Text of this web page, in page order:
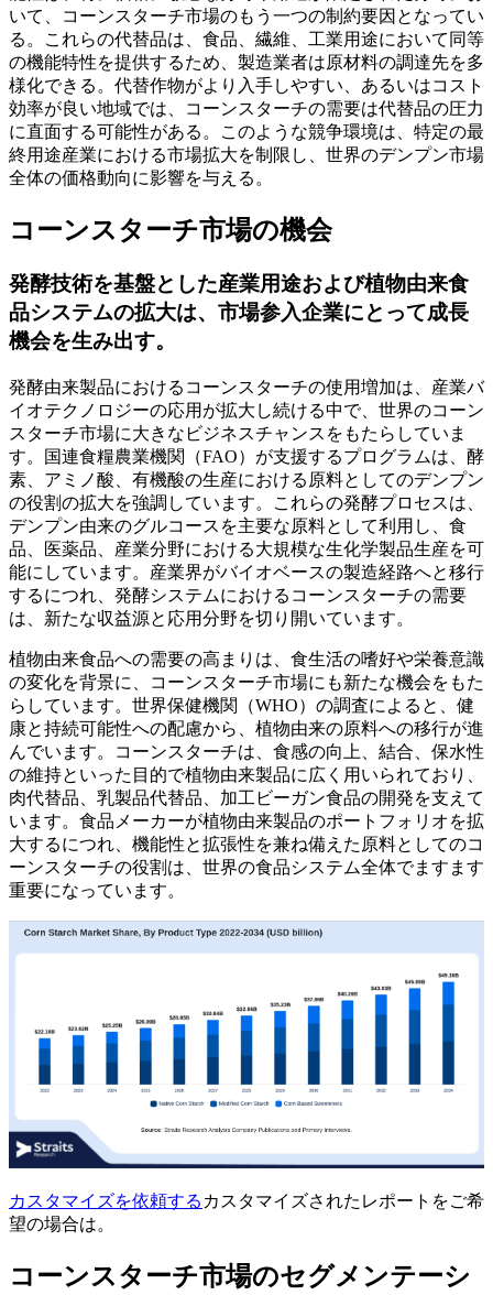
いて、コーンスターチ市場のもう一つの制約要因となってい
る。これらの代替品は、食品、繊維、工業用途において同等
の機能特性を提供するため、製造業者は原材料の調達先を多
様化できる。代替作物がより入手しやすい、あるいはコスト
効率が良い地域では、コーンスターチの需要は代替品の圧力
に直面する可能性がある。このような競争環境は、特定の最
終用途産業における市場拡大を制限し、世界のデンプン市場
全体の価格動向に影響を与える。
コーンスターチ市場の機会
発酵技術を基盤とした産業用途および植物由来食
品システムの拡大は、市場参入企業にとって成長
機会を生み出す。
発酵由来製品におけるコーンスターチの使用増加は、産業バ
イオテクノロジーの応用が拡大し続ける中で、世界のコーン
スターチ市場に大きなビジネスチャンスをもたらしていま
す。国連食糧農業機関（FAO）が支援するプログラムは、酵
素、アミノ酸、有機酸の生産における原料としてのデンプン
の役割の拡大を強調しています。これらの発酵プロセスは、
デンプン由来のグルコースを主要な原料として利用し、食
品、医薬品、産業分野における大規模な生化学製品生産を可
能にしています。産業界がバイオベースの製造経路へと移行
するにつれ、発酵システムにおけるコーンスターチの需要
は、新たな収益源と応用分野を切り開いています。
植物由来食品への需要の高まりは、食生活の嗜好や栄養意識
の変化を背景に、コーンスターチ市場にも新たな機会をもた
らしています。世界保健機関（WHO）の調査によると、健
康と持続可能性への配慮から、植物由来の原料への移行が進
んでいます。コーンスターチは、食感の向上、結合、保水性
の維持といった目的で植物由来製品に広く用いられており、
肉代替品、乳製品代替品、加工ビーガン食品の開発を支えて
います。食品メーカーが植物由来製品のポートフォリオを拡
大するにつれ、機能性と拡張性を兼ね備えた原料としてのコ
ーンスターチの役割は、世界の食品システム全体でますます
重要になっています。
カスタマイズを依頼する カスタマイズされたレポートをご希
望の場合は。
コーンスターチ市場のセグメンテーシ